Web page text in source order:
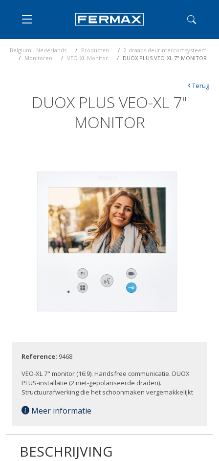
Belgium - Nederlands Producten
2-draads deurintercomsysteem
Monitoren
VEO-XL Monitor DUOX PLUS VEO-XL 7" MONITOR
DUOX PLUS VEO-XL 7"
MONITOR
‹Terug
Reference: 9468
VEO-XL 7" monitor (16:9). Handsfree communicatie. DUOX
PLUS-installatie (2 niet-gepolariseerde draden).
Structuurafwerking die het schoonmaken vergemakkelijkt
Meer informatie
BESCHRIJVING